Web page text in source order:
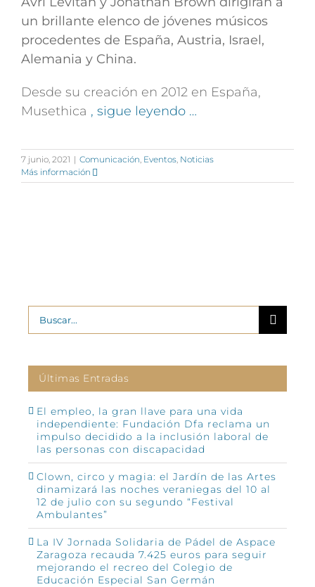
un brillante elenco de jóvenes músicos
procedentes de España, Austria, Israel,
Alemania y China.
Desde su creación en 2012 en España,
Musethica , sigue leyendo …
7 junio, 2021 | Comunicación, Eventos, Noticias
Más información
Buscar:
Últimas Entradas
El empleo, la gran llave para una vida
independiente: Fundación Dfa reclama un
impulso decidido a la inclusión laboral de
las personas con discapacidad
Clown, circo y magia: el Jardín de las Artes
dinamizará las noches veraniegas del 10 al
12 de julio con su segundo “Festival
Ambulantes”
La IV Jornada Solidaria de Pádel de Aspace
Zaragoza recauda 7.425 euros para seguir
mejorando el recreo del Colegio de
Educación Especial San Germán